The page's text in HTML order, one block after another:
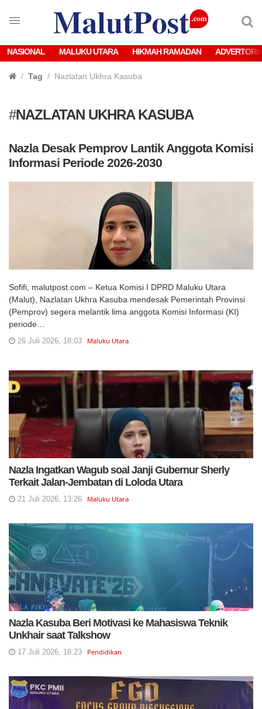
NASIONAL MALUKU UTARA HIKMAH RAMADAN
Tag Nazlatan Ukhra Kasuba
#NAZLATAN UKHRA KASUBA
Nazla Desak Pemprov Lantik Anggota Komisi
Informasi Periode 2026-2030
Sofifi, malutpost.com – Ketua Komisi I DPRD Maluku Utara
(Malut), Nazlatan Ukhra Kasuba mendesak Pemerintah Provinsi
(Pemprov) segera melantik lima anggota Komisi Informasi (KI)
periode…
26 Juli 2026, 18:03 Maluku Utara
Nazla Ingatkan Wagub soal Janji Gubernur Sherly
Terkait Jalan-Jembatan di Loloda Utara
21 Juli 2026, 13:26 Maluku Utara
Nazla Kasuba Beri Motivasi ke Mahasiswa Teknik
Unkhair saat Talkshow
17 Juli 2026, 18:23 Pendidikan